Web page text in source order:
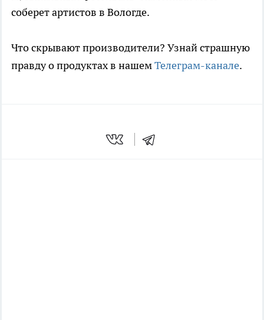
соберет артистов в Вологде.
Что скрывают производители? Узнай страшную
правду о продуктах в нашемТелеграм-канале.